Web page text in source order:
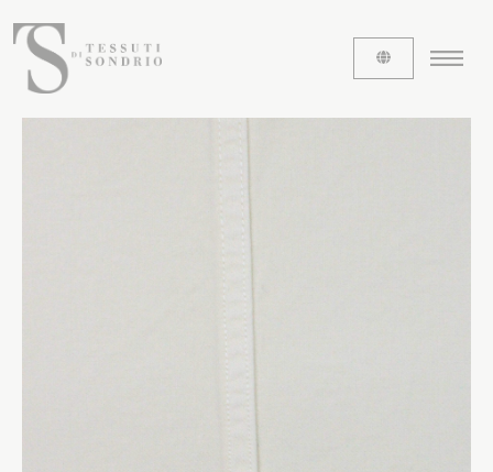
CHI SIAMO
Le etichette
La nostra storia
Lavora con noi